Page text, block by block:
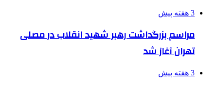
3 هفته پیش
مراسم بزرگداشت رهبر شهید انقلاب در مصلی
تهران آغاز شد
3 هفته پیش